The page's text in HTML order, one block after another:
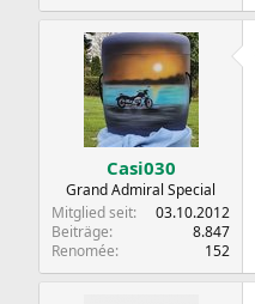
Casi030
Grand Admiral Special
Mitglied seit
03.10.2012
Beiträge
8.847
Renomée
152